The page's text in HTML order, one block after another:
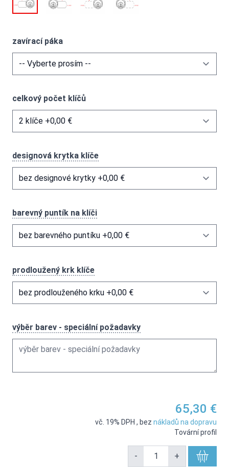
zavírací páka
celkový počet klíčů
designová krytka klíče
barevný puntík na klíči
prodloužený krk klíče
výběr barev - speciální požadavky
65,30 €
vč. 19% DPH , bez nákladů na dopravu
Tovární profil
- +